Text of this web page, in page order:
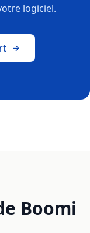
logiciel.
Boomi